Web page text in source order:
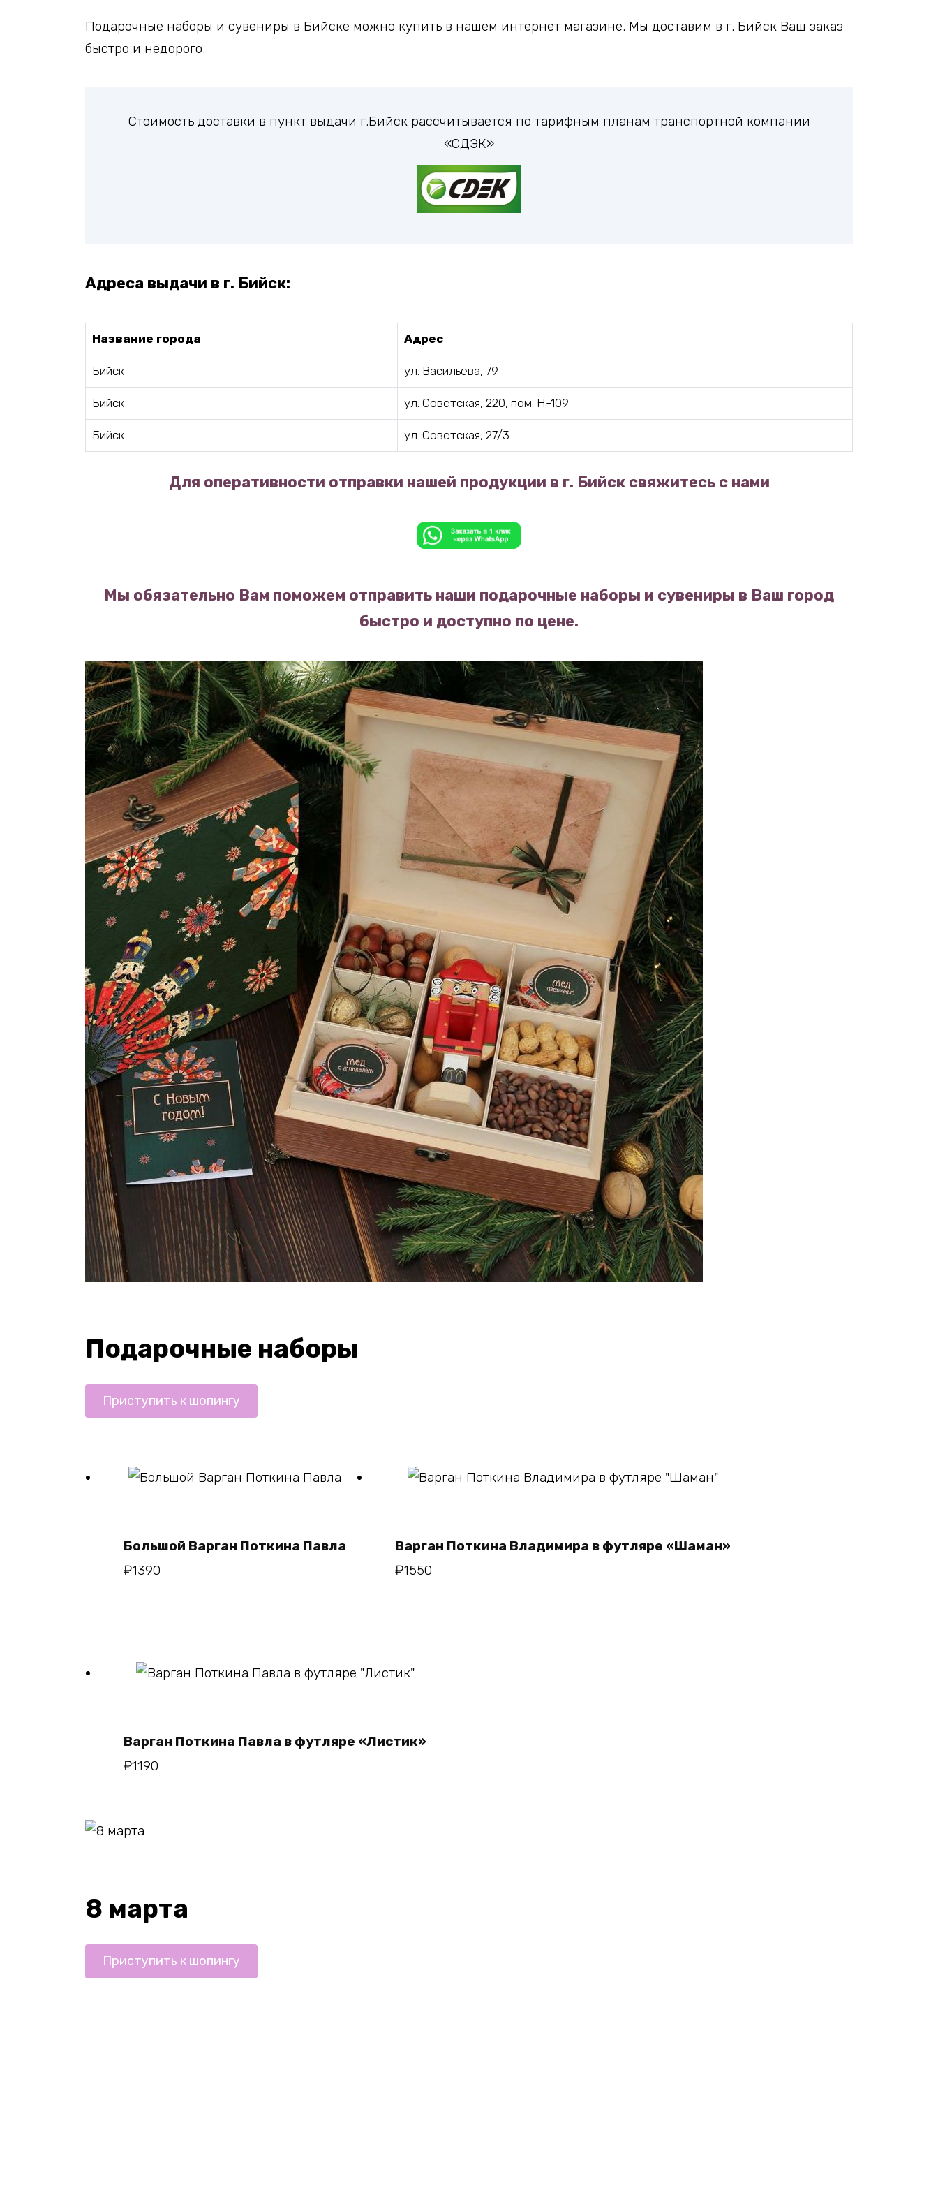
Подарочные наборы и сувениры в Бийске можно купить в нашем интернет магазине. Мы доставим в г. Бийск Ваш заказ
быстро и недорого.
Стоимость доставки в пункт выдачи г.Бийск рассчитывается по тарифным планам транспортной компании
«СДЭК»
Адреса выдачи в г. Бийск:
Название города Адрес
Бийск ул. Васильева, 79
Бийск ул. Советская, 220, пом. Н-109
Бийск ул. Советская, 27/3
Для оперативности отправки нашей продукции в г. Бийск свяжитесь с нами
Мы обязательно Вам поможем отправить наши подарочные наборы и сувениры в Ваш город
быстро и доступно по цене.
Подарочные наборы
Приступить к шопингу
Большой Варган Поткина Павла
₽1390
Варган Поткина Владимира в футляре «Шаман»
₽1550
Варган Поткина Павла в футляре «Листик»
₽1190
8 марта
Приступить к шопингу